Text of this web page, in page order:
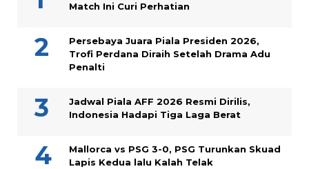
Match Ini Curi Perhatian
Persebaya Juara Piala Presiden 2026,
Trofi Perdana Diraih Setelah Drama Adu
Penalti
Jadwal Piala AFF 2026 Resmi Dirilis,
Indonesia Hadapi Tiga Laga Berat
Mallorca vs PSG 3-0, PSG Turunkan Skuad
Lapis Kedua lalu Kalah Telak